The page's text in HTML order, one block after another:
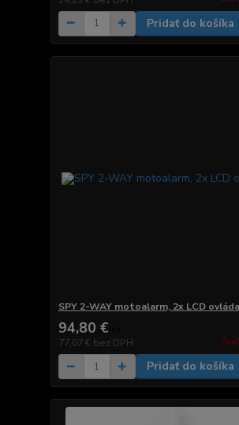
Pridať do košíka
SPY 2-WAY motoalarm, 2x LCD
94,80 €
77,07 € bez DPH
Pridať do košíka